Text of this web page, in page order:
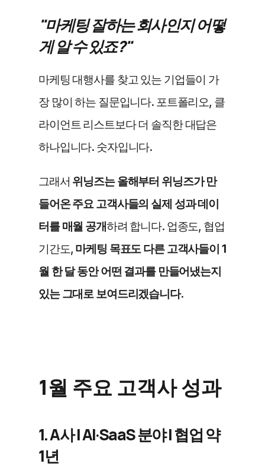
"마케팅 잘하는 회사인지 어떻
게 알 수 있죠?"
마케팅 대행사를 찾고 있는 기업들이 가
장 많이 하는 질문입니다. 포트폴리오, 클
라이언트 리스트보다 더 솔직한 대답은
하나입니다. 숫자입니다.
그래서 위닝즈는 올해부터 위닝즈가 만
들어온 주요 고객사들의 실제 성과 데이
터를 매월 공개하려 합니다. 업종도, 협업
기간도, 마케팅 목표도 다른 고객사들이 1
월 한 달 동안 어떤 결과를 만들어냈는지
있는 그대로 보여드리겠습니다.
1월 주요 고객사 성과
1. A사 | AI·SaaS 분야 | 협업 약
1년